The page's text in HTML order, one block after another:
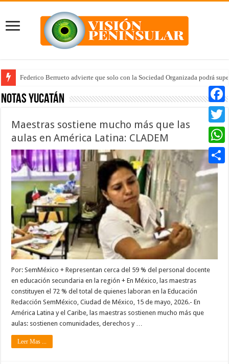
Federico Berrueto advierte que solo con la Sociedad Organizada podrá
Notas Yucatán
Maestras sostiene mucho más que las
aulas en América Latina: CLADEM
Por: SemMéxico + Representan cerca del 59 % del personal docente
en educación secundaria en la región + En México, las maestras
constituyen el 72 % del total de quienes laboran en la Educación
Redacción SemMéxico, Ciudad de México, 15 de mayo, 2026.- En
América Latina y el Caribe, las maestras sostienen mucho más que
aulas: sostienen comunidades, derechos y …
Leer Mas ...
Twitter